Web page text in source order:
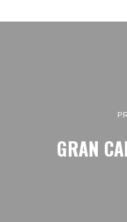
GRAN